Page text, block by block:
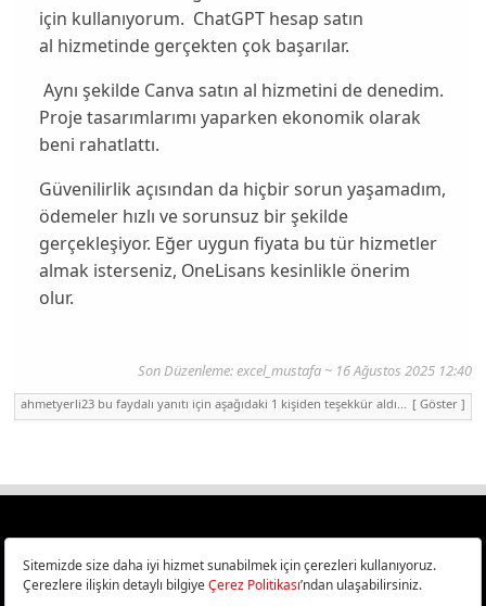
için kullanıyorum. ChatGPT hesap satın
al hizmetinde gerçekten çok başarılar.
Aynı şekilde Canva satın al hizmetini de denedim.
Proje tasarımlarımı yaparken ekonomik olarak
beni rahatlattı.
Güvenilirlik açısından da hiçbir sorun yaşamadım,
ödemeler hızlı ve sorunsuz bir şekilde
gerçekleşiyor. Eğer uygun fiyata bu tür hizmetler
almak isterseniz, OneLisans kesinlikle önerim
olur.
Son Düzenleme: excel_mustafa ~ 16 Ağustos 2025 12:40
ahmetyerli23 bu faydalı yanıtı için aşağıdaki 1 kişiden teşekkür aldı... [ Göster ]
Türkiye